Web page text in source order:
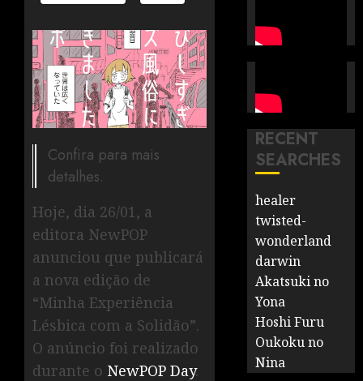
Confira para mais
detalhes.
Hoje, dia 26/01, a
editora NewPOP
anunciou que publicará
a nova edição de
“Minha Experiência
Lésbica com a Solidão”.
O anúncio foi realizado
durante o NewPOP Day.
RECENT
SEARCHES
healer
twisted-
wonderland
darwin
Akatsuki no
Yona
Hoshi Furu
Oukoku no
Nina